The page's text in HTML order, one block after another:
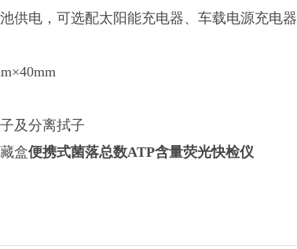
供电，可选配太阳能充电器、车载电源充电器
及分离拭子
盒便携式菌落总数ATP含量荧光快检仪